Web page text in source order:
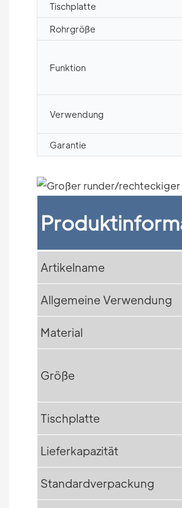
Tischplatte
Rohrgröße
Funktion
Verwendung
Garantie
Artikelname
Allgemeine Verwendung
Material
Größe
Tischplatte
Lieferkapazität
Standardverpackung